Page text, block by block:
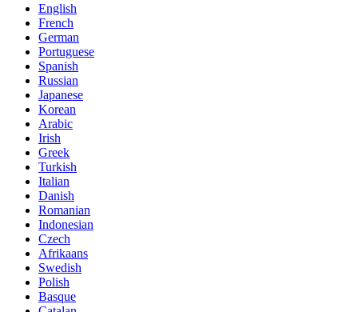
English
French
German
Portuguese
Spanish
Russian
Japanese
Korean
Arabic
Irish
Greek
Turkish
Italian
Danish
Romanian
Indonesian
Czech
Afrikaans
Swedish
Polish
Basque